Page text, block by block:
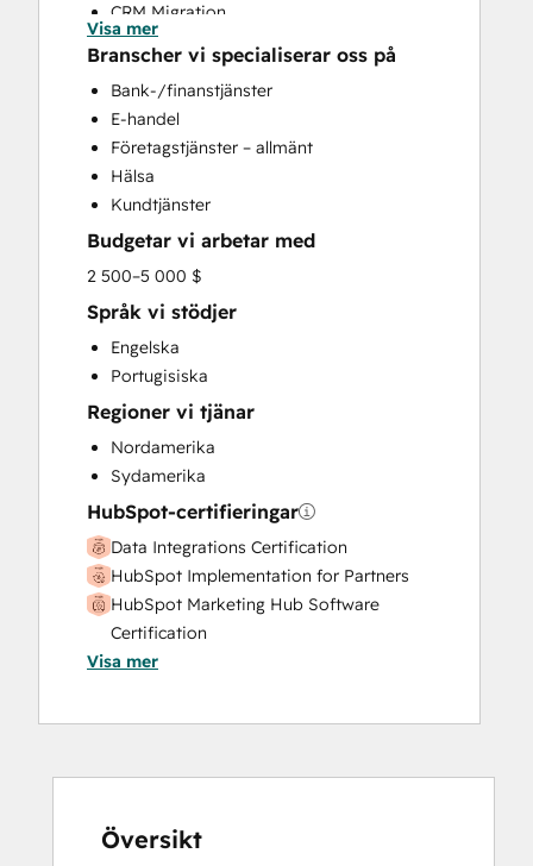
CRM Migration
Full Inbound Marketing Services
HubSpot Onboarding
Sales and Marketing Alignment
Sales Enablement
Search Engine Optimization
Website Design
Visa mer
Branscher vi specialiserar oss på
Bank-/finanstjänster
E-handel
Företagstjänster – allmänt
Hälsa
Kundtjänster
Budgetar vi arbetar med
2 500–5 000 $
Språk vi stödjer
Engelska
Portugisiska
Regioner vi tjänar
Nordamerika
Sydamerika
HubSpot-certifieringar
Data Integrations Certification
HubSpot Implementation for Partners
HubSpot Marketing Hub Software
Certification
HubSpot Marketing Software
HubSpot Sales Hub Software
HubSpot Solutions Partner
Inbound Marketing
Visa mer
Översikt